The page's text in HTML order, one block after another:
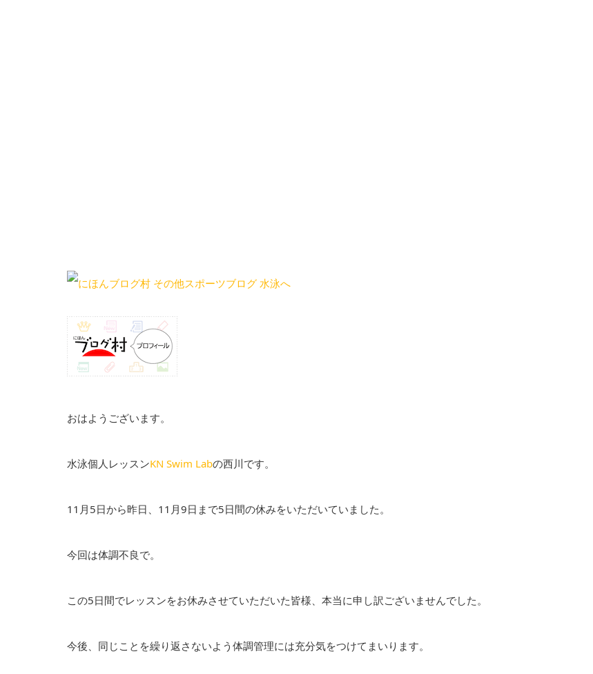
おはようございます。
水泳個人レッスンKN Swim Labの西川です。
11月5日から昨日、11月9日まで5日間の休みをいただいていました。
今回は体調不良で。
この5日間でレッスンをお休みさせていただいた皆様、本当に申し訳ございませんでした。
今後、同じことを繰り返さないよう体調管理には充分気をつけてまいります。